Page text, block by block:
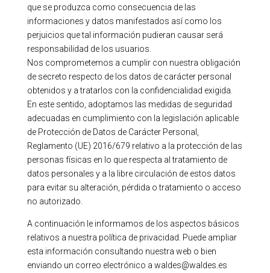
que se produzca como consecuencia de las
informaciones y datos manifestados así como los
perjuicios que tal información pudieran causar será
responsabilidad de los usuarios.
Nos comprometemos a cumplir con nuestra obligación
de secreto respecto de los datos de carácter personal
obtenidos y a tratarlos con la confidencialidad exigida.
En este sentido, adoptamos las medidas de seguridad
adecuadas en cumplimiento con la legislación aplicable
de Protección de Datos de Carácter Personal,
Reglamento (UE) 2016/679 relativo a la protección de las
personas físicas en lo que respecta al tratamiento de
datos personales y a la libre circulación de estos datos
para evitar su alteración, pérdida o tratamiento o acceso
no autorizado.
A continuación le informamos de los aspectos básicos
relativos a nuestra política de privacidad. Puede ampliar
esta información consultando nuestra web o bien
enviando un correo electrónico a waldes@waldes.es